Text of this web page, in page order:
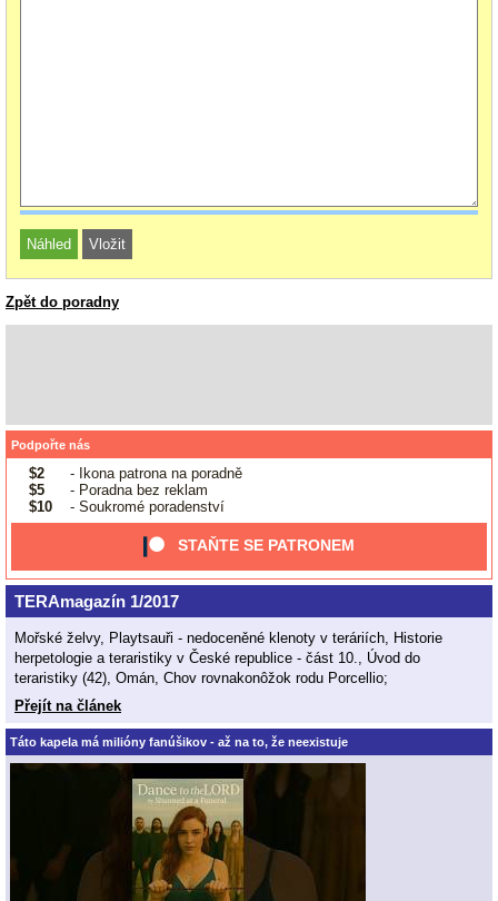
Zpět do poradny
Podpořte nás
$2
- Ikona patrona na poradně
$5
- Poradna bez reklam
$10
- Soukromé poradenství
STAŇTE SE PATRONEM
TERAmagazín 1/2017
Mořské želvy, Playtsauři - nedoceněné klenoty v teráriích, Historie
herpetologie a teraristiky v České republice - část 10., Úvod do
teraristiky (42), Omán, Chov rovnakonôžok rodu Porcellio;
Přejít na článek
Táto kapela má milióny fanúšikov - až na to, že neexistuje